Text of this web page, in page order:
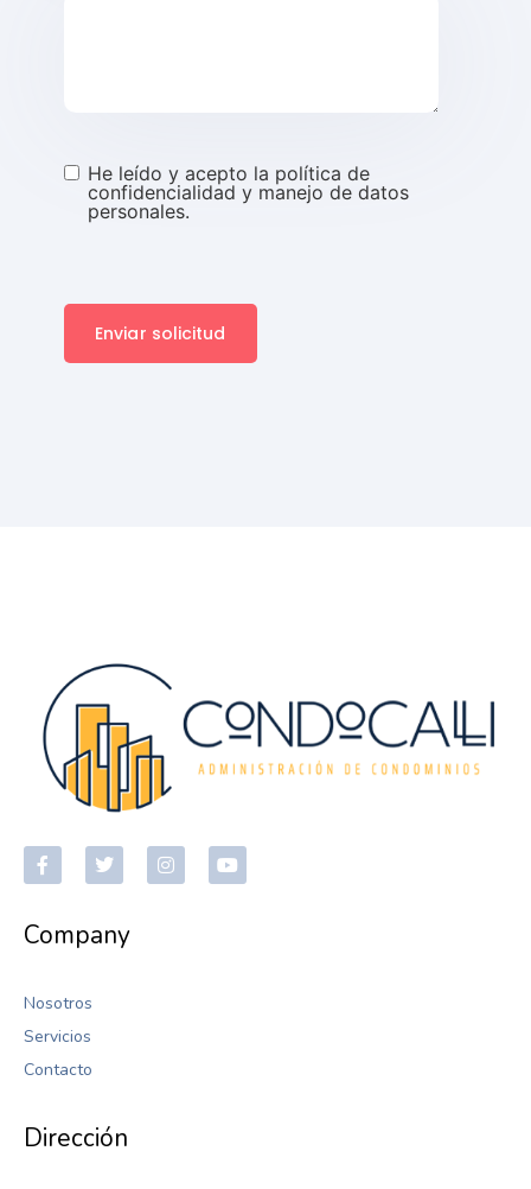
He leído y acepto la política de
confidencialidad y manejo de datos
personales.
Enviar solicitud
Company
Nosotros
Servicios
Contacto
Dirección